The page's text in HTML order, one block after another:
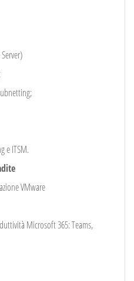
e ITSM.
VMware
Microsoft 365: Teams,